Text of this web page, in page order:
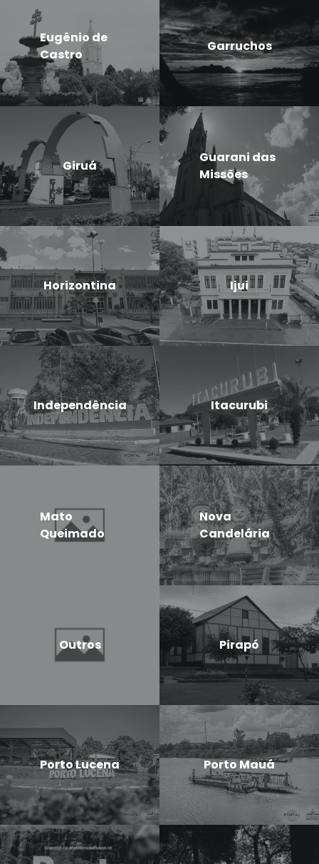
Eugênio de
Castro
Garruchos
Giruá
Guarani das
Missões
Horizontina Ijui
Independência Itacurubi
Mato
Queimado
Nova
Candelária
Outros Pirapó
Porto Lucena Porto Mauá